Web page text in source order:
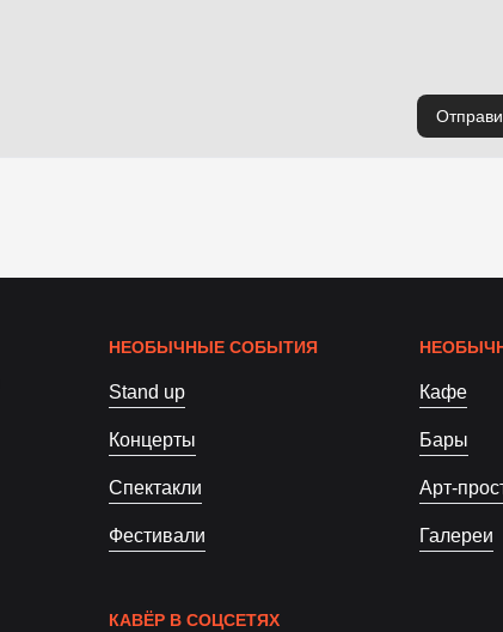
НЕОБЫЧНЫЕ СОБЫТИЯ
Stand up
Концерты
Спектакли
Фестивали
Кафе
Бары
Арт-
Галереи
КАВЁР В СОЦСЕТЯХ